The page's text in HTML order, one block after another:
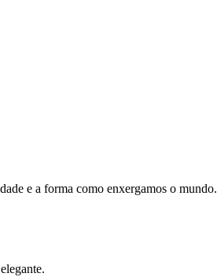
e a forma como enxergamos o mundo.